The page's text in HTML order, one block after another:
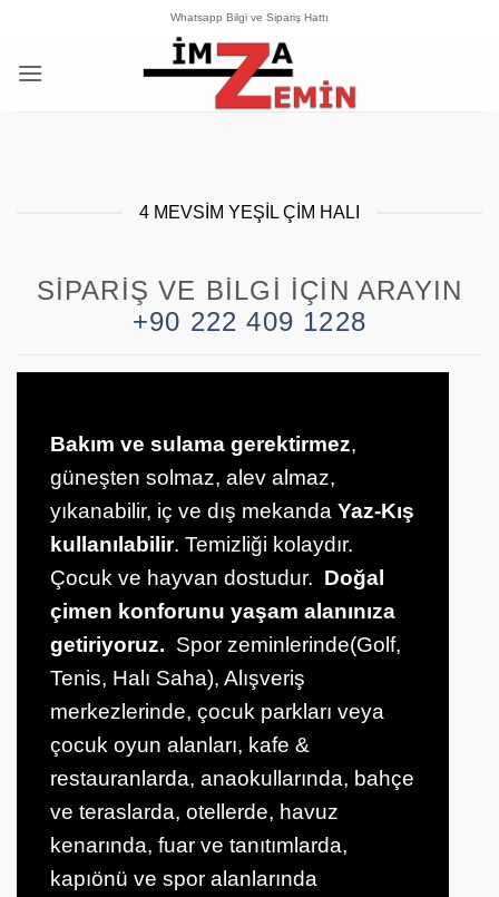
Whatsapp Bilgi ve Sipariş Hattı
4 MEVSIM YEŞIL ÇIM HALI
SIPARIŞ VE BILGI İÇIN ARAYIN
+90 222 409 1228
Bakım ve sulama gerektirmez,
güneşten solmaz, alev almaz,
yıkanabilir, iç ve dış mekanda Yaz-Kış
kullanılabilir. Temizliği kolaydır.
Çocuk ve hayvan dostudur. Doğal
çimen konforunu yaşam alanınıza
getiriyoruz. Spor zeminlerinde(Golf,
Tenis, Halı Saha), Alışveriş
merkezlerinde, çocuk parkları veya
çocuk oyun alanları, kafe &
restauranlarda, anaokullarında, bahçe
ve teraslarda, otellerde, havuz
kenarında, fuar ve tanıtımlarda,
kapıönü ve spor alanlarında